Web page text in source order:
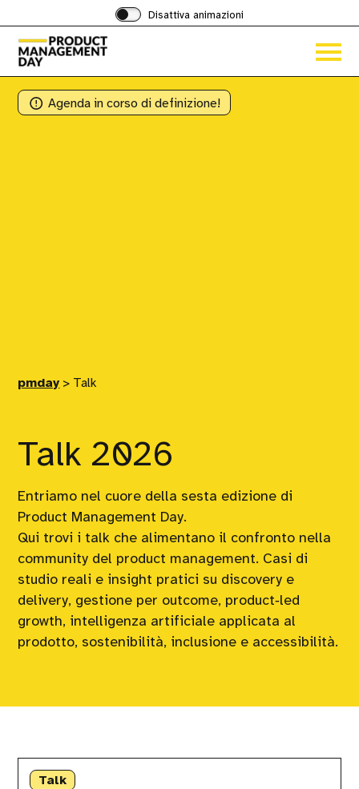
Disattiva animazioni
Accedi
menu
Agenda in corso di definizione!
pmday > Talk
Talk 2026
Entriamo nel cuore della sesta edizione di
Product Management Day.
Qui trovi i talk che alimentano il confronto nella
community del product management. Casi di
studio reali e insight pratici su discovery e
delivery, gestione per outcome, product‑led
growth, intelligenza artificiale applicata al
prodotto, sostenibilità, inclusione e accessibilità.
Talk
Code